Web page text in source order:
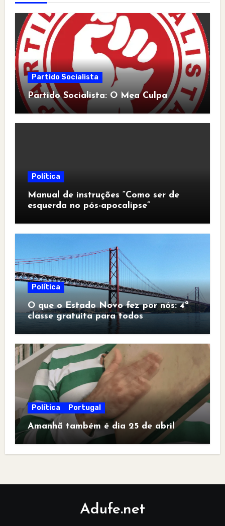
Partido Socialista
Partido Socialista: O Mea Culpa
Política
Manual de instruções “Como ser de
esquerda no pós-apocalipse”
Política
O que o Estado Novo fez por nós: 4ª
classe gratuita para todos
Política Portugal
Amanhã também é dia 25 de abril
Adufe.net